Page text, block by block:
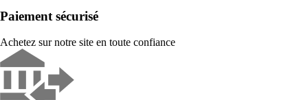
Paiement sécurisé
Achetez sur notre site en toute confiance